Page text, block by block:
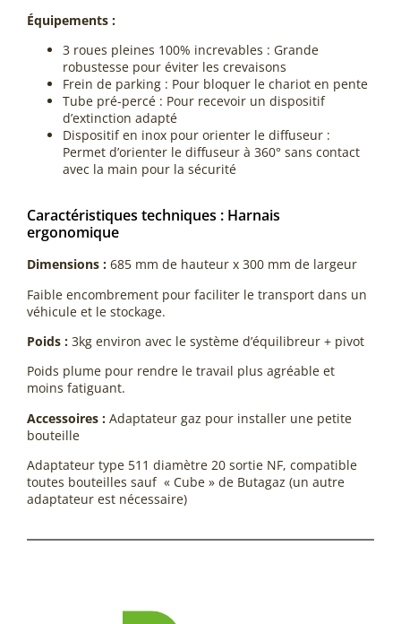
Équipements :
3 roues pleines 100% increvables : Grande
robustesse pour éviter les crevaisons
Frein de parking : Pour bloquer le chariot en pente
Tube pré-percé : Pour recevoir un dispositif
d’extinction adapté
Dispositif en inox pour orienter le diffuseur :
Permet d’orienter le diffuseur à 360° sans contact
avec la main pour la sécurité
Caractéristiques techniques : Harnais
ergonomique
Dimensions : 685 mm de hauteur x 300 mm de largeur
Faible encombrement pour faciliter le transport dans un
véhicule et le stockage.
Poids : 3kg environ avec le système d’équilibreur + pivot
Poids plume pour rendre le travail plus agréable et
moins fatiguant.
Accessoires : Adaptateur gaz pour installer une petite
bouteille
Adaptateur type 511 diamètre 20 sortie NF, compatible
toutes bouteilles sauf « Cube » de Butagaz (un autre
adaptateur est nécessaire)